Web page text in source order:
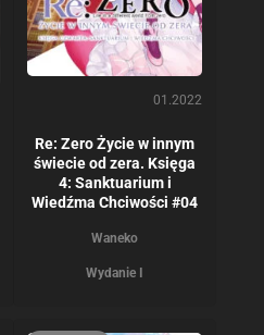
01.2022
Re: Zero Życie w innym
świecie od zera. Księga
4: Sanktuarium i
Wiedźma Chciwości #04
Waneko
Wydanie I